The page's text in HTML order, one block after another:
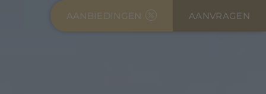
AANBIEDINGEN AANVRAGEN